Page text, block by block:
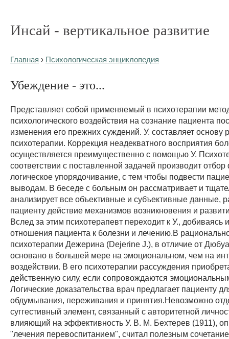
Инсай - вертикальное развитие
Главная › Психологическая энциклопедия
Убеждение - это...
Представляет собой применяемый в психотерапии
психологического воздействия на сознание пациента
изменения его прежних суждений. У. составляет основу
психотерапии. Коррекция неадекватного восприятия
осуществляется преимущественно с помощью У.
соответствии с поставленной задачей производит
логическое упорядочивание, с тем чтобы подвести
выводам. В беседе с больным он рассматривает и
анализирует все объективные и субъективные данные,
пациенту действие механизмов возникновения и
Вслед за этим психотерапевт переходит к У., добиваясь
отношения пациента к болезни и лечению.В
психотерапии Дежерина (Dejerine J.), в отличие от
основано в большей мере на эмоциональном, чем на
воздействии. В его психотерапии рассуждения
действенную силу, если сопровождаются
Логические доказательства врач предлагает пациенту
обдумывания, переживания и принятия.Невозможно
суггестивный элемент, связанный с авторитетной
влияющий на эффективность У. В. М. Бехтерев (1911),
"лечения перевоспитанием", считал полезным